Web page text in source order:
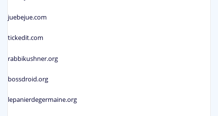
juebejue.com
tickedit.com
rabbikushner.org
bossdroid.org
lepanierdegermaine.org